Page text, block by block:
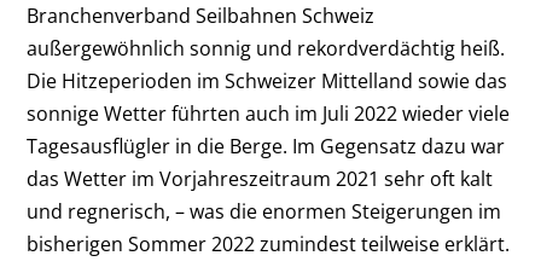
Branchenverband Seilbahnen Schweiz
außergewöhnlich sonnig und rekordverdächtig heiß.
Die Hitzeperioden im Schweizer Mittelland sowie das
sonnige Wetter führten auch im Juli 2022 wieder viele
Tagesausflügler in die Berge. Im Gegensatz dazu war
das Wetter im Vorjahreszeitraum 2021 sehr oft kalt
und regnerisch, – was die enormen Steigerungen im
bisherigen Sommer 2022 zumindest teilweise erklärt.